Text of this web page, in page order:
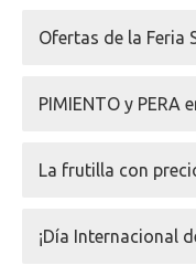
Ofertas de la Feria
PIMIENTO y PERA
La frutilla con
¡Día Internacional